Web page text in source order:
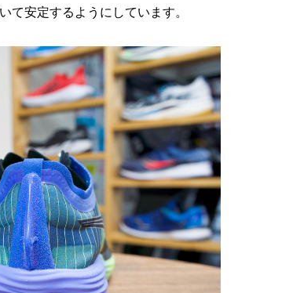
て安定するようにしています。